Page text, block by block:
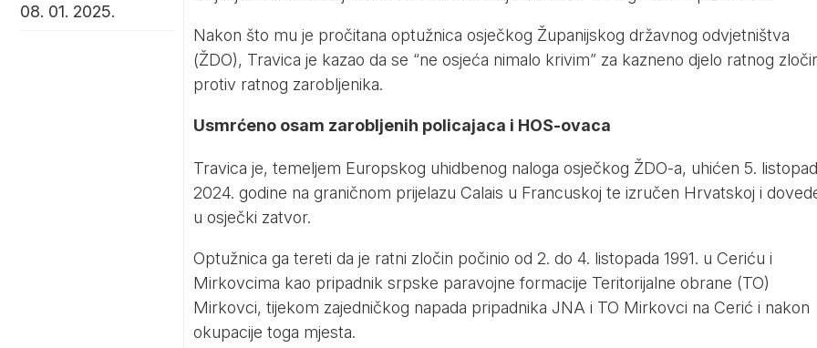
08. 01. 2025.
Nakon što mu je pročitana optužnica osječkog Županijskog državnog odvjetništva
(ŽDO), Travica je kazao da se “ne osjeća nimalo krivim” za kazneno djelo ratnog
protiv ratnog zarobljenika.
Usmrćeno osam zarobljenih policajaca i HOS-ovaca
Travica je, temeljem Europskog uhidbenog naloga osječkog ŽDO-a, uhićen 5.
2024. godine na graničnom prijelazu Calais u Francuskoj te izručen Hrvatskoj i
u osječki zatvor.
Optužnica ga tereti da je ratni zločin počinio od 2. do 4. listopada 1991. u Ceriću i
Mirkovcima kao pripadnik srpske paravojne formacije Teritorijalne obrane (TO)
Mirkovci, tijekom zajedničkog napada pripadnika JNA i TO Mirkovci na Cerić i nakon
okupacije toga mjesta.